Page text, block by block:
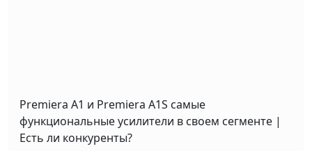
Premiera A1 и Premiera A1S самые
функциональные усилители в своем сегменте |
Есть ли конкуренты?